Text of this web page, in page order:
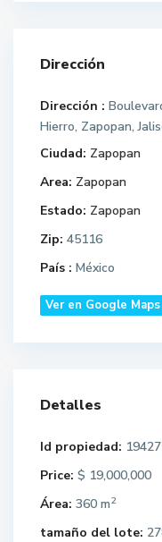
Dirección
Dirección :
Hierro, Zapopan,
Ciudad: Zapopan
Area: Zapopan
Estado: Zapopan
Zip: 45116
País : México
Ver en Google Maps
Detalles
Id propiedad: 19427
Price: $ 19,000,000
Área: 360 m2
tamaño del lote: